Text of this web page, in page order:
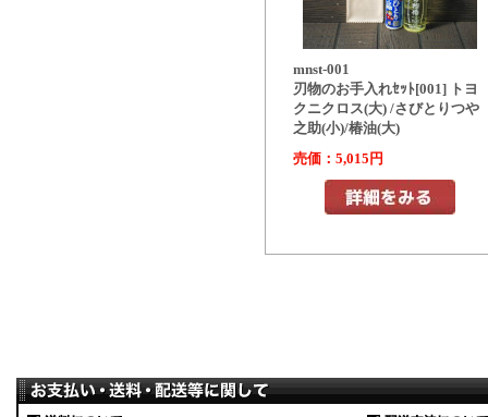
mnst-001
刃物のお手入れｾｯﾄ[001] トヨ
クニクロス(大) /さびとりつや
之助(小)/椿油(大)
売価：5,015円